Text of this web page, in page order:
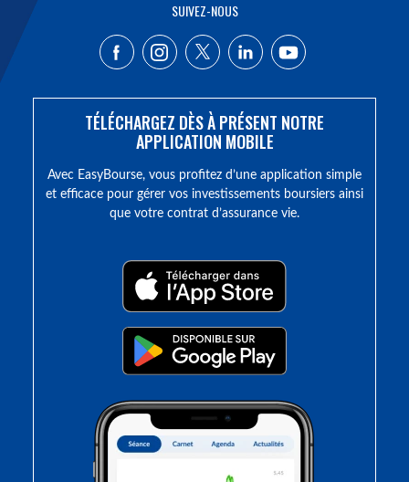
SUIVEZ-NOUS
TÉLÉCHARGEZ DÈS À PRÉSENT NOTRE
APPLICATION MOBILE
Avec EasyBourse, vous profitez d’une application simple
et efficace pour gérer vos investissements boursiers ainsi
que votre contrat d’assurance vie.